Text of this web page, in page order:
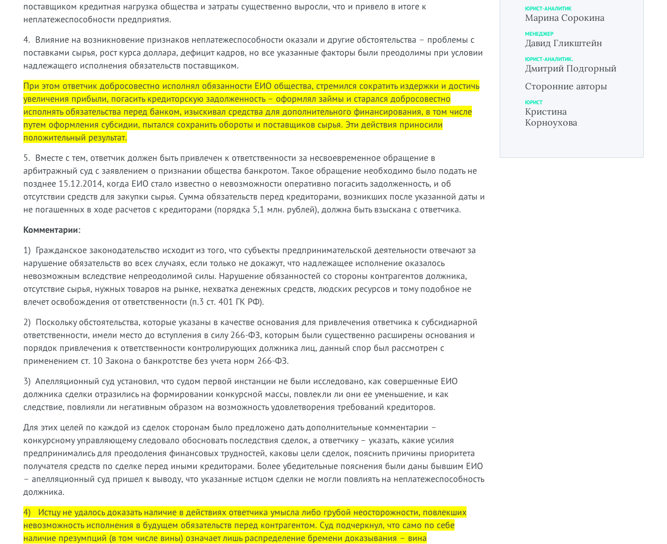
поставщиком кредитная нагрузка общества и затраты существенно выросли, что и привело в итоге к
неплатежеспособности предприятия.
4. Влияние на возникновение признаков неплатежеспособности оказали и другие обстоятельства – проблемы с
поставками сырья, рост курса доллара, дефицит кадров, но все указанные факторы были преодолимы при условии
надлежащего исполнения обязательств поставщиком.
При этом ответчик добросовестно исполнял обязанности ЕИО общества, стремился сократить издержки и достичь
увеличения прибыли, погасить кредиторскую задолженность – оформлял займы и старался добросовестно
исполнять обязательства перед банком, изыскивал средства для дополнительного финансирования, в том числе
путем оформления субсидии, пытался сохранить обороты и поставщиков сырья. Эти действия приносили
положительный результат.
5. Вместе с тем, ответчик должен быть привлечен к ответственности за несвоевременное обращение в
арбитражный суд с заявлением о признании общества банкротом. Такое обращение необходимо было подать не
позднее 15.12.2014, когда ЕИО стало известно о невозможности оперативно погасить задолженность, и об
отсутствии средств для закупки сырья. Сумма обязательств перед кредиторами, возникших после указанной даты и
не погашенных в ходе расчетов с кредиторами (порядка 5,1 млн. рублей), должна быть взыскана с ответчика.
Комментарии:
1) Гражданское законодательство исходит из того, что субъекты предпринимательской деятельности отвечают за
нарушение обязательств во всех случаях, если только не докажут, что надлежащее исполнение оказалось
невозможным вследствие непреодолимой силы. Нарушение обязанностей со стороны контрагентов должника,
отсутствие сырья, нужных товаров на рынке, нехватка денежных средств, людских ресурсов и тому подобное не
влечет освобождения от ответственности (п.3 ст. 401 ГК РФ).
2) Поскольку обстоятельства, которые указаны в качестве основания для привлечения ответчика к субсидиарной
ответственности, имели место до вступления в силу 266-ФЗ, которым были существенно расширены основания и
порядок привлечения к ответственности контролирующих должника лиц, данный спор был рассмотрен с
применением ст. 10 Закона о банкротстве без учета норм 266-ФЗ.
3) Апелляционный суд установил, что судом первой инстанции не были исследовано, как совершенные ЕИО
должника сделки отразились на формировании конкурсной массы, повлекли ли они ее уменьшение, и как
следствие, повлияли ли негативным образом на возможность удовлетворения требований кредиторов.
Для этих целей по каждой из сделок сторонам было предложено дать дополнительные комментарии –
конкурсному управляющему следовало обосновать последствия сделок, а ответчику – указать, какие усилия
предпринимались для преодоления финансовых трудностей, каковы цели сделок, пояснить причины приоритета
получателя средств по сделке перед иными кредиторами. Более убедительные пояснения были даны бывшим ЕИО
– апелляционный суд пришел к выводу, что указанные истцом сделки не могли повлиять на неплатежеспособность
должника.
4) Истцу не удалось доказать наличие в действиях ответчика умысла либо грубой неосторожности, повлекших
невозможность исполнения в будущем обязательств перед контрагентом. Суд подчеркнул, что само по себе
наличие презумпций (в том числе вины) означает лишь распределение бремени доказывания – вина
ЮРИСТ-АНАЛИТИК
Марина Сорокина
МЕНЕДЖЕР
Давид Гликштейн
ЮРИСТ-АНАЛИТИК.
Дмитрий Подгорный
Сторонние авторы
ЮРИСТ
Кристина
Корноухова